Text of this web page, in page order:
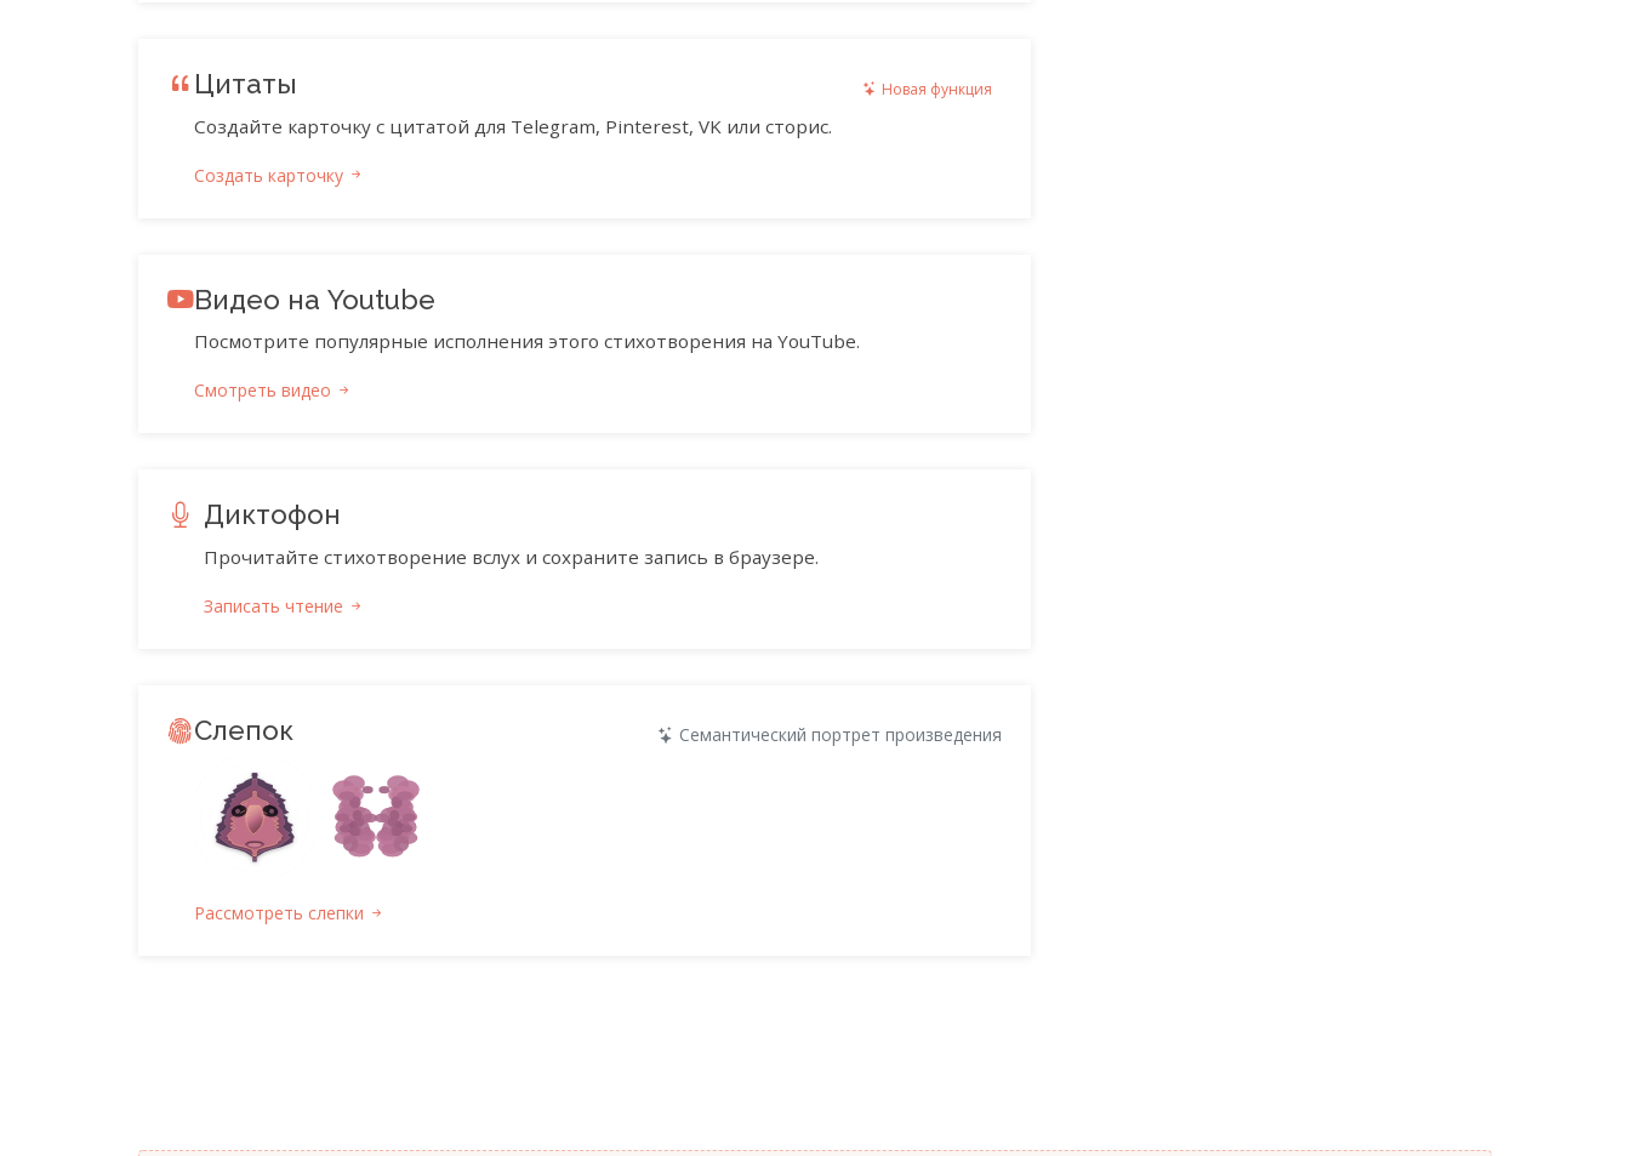
Цитаты Новая функция
Создайте карточку с цитатой для Telegram, Pinterest, VK или сторис.
Создать карточку
Видео на Youtube
Посмотрите популярные исполнения этого стихотворения на YouTube.
Смотреть видео
Диктофон
Прочитайте стихотворение вслух и сохраните запись в браузере.
Записать чтение
Слепок Семантический портрет произведения
Рассмотреть слепки